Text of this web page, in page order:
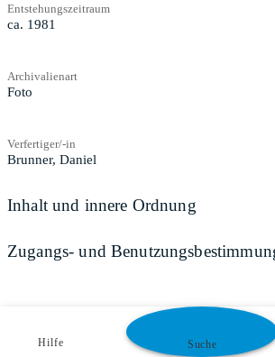
Entstehungszeitraum
ca. 1981
Archivalienart
Foto
Verfertiger/-in
Brunner, Daniel
Inhalt und innere Ordnung
Zugangs- und
Hilfe Suche